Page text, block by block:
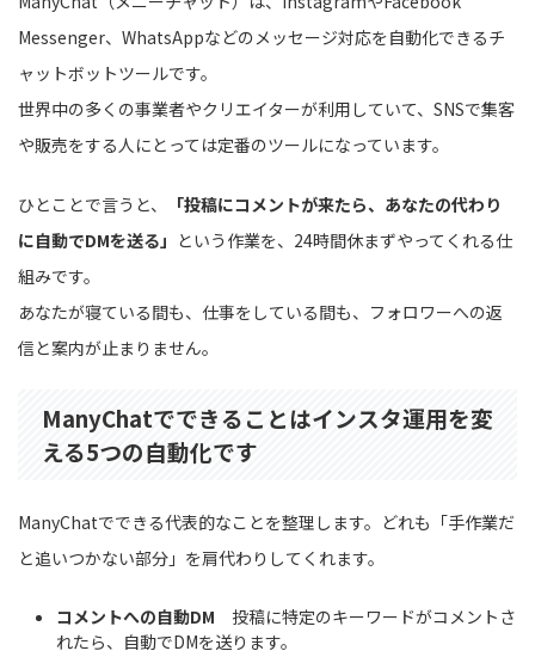
Messenger、WhatsAppなどのメッセージ対応を自動化できるチ
ャットボットツールです。
世界中の多くの事業者やクリエイターが利用していて、SNSで集客
や販売をする人にとっては定番のツールになっています。
ひとことで言うと、
「投稿にコメントが来たら、あなたの代わり
に自動でDMを送る」 という作業を、24時間休まずやってくれる仕
組みです。
あなたが寝ている間も、仕事をしている間も、フォロワーへの返
信と案内が止まりません。
ManyChatでできることはインスタ運用を変
える5つの自動化です
ManyChatでできる代表的なことを整理します。どれも「手作業だ
と追いつかない部分」を肩代わりしてくれます。
コメントへの自動DM 投稿に特定のキーワードがコメントさ
れたら、自動でDMを送ります。